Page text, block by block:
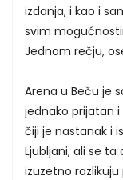
izdanja, i kao i
svim
Jednom rečju,
Arena u Beču je
jednako prijatan
čiji je nastanak i
Ljubljani, ali se
izuzetno